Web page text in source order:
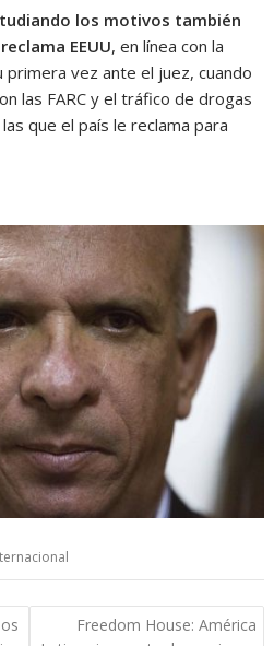
los motivos también
EEUU, en línea con la
primera vez ante el juez, cuando
las FARC y el tráfico de drogas
que el país le reclama para
Freedom House: América